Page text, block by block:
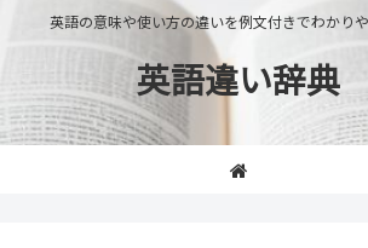
英語の意味や使い方の違いを例文付きでわかり
英語違い辞典